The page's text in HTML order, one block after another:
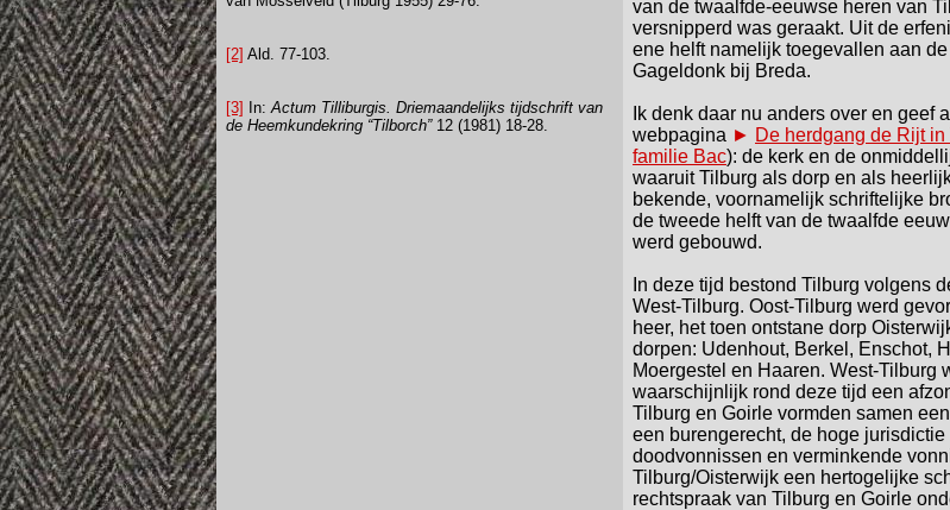
[2] Ald. 77-103.
[3] In:Actum Tilliburgis. Driemaandelijks tijdschrift van
de Heemkundekring “Tilborch”12 (1981) 18-28.
van de twaalfde-eeuwse heren van
versnipperd was geraakt. Uit de
ene helft namelijk toegevallen aan
Gageldonk bij Breda.
Ik denk daar nu anders over en
webpagina ► De herdgang de Rijt
familie Bac): de kerk en de
waaruit Tilburg als dorp en als
bekende, voornamelijk schriftelijke
de tweede helft van de twaalfde
werd gebouwd.
In deze tijd bestond Tilburg volgens
West-Tilburg. Oost-Tilburg werd
heer, het toen ontstane dorp
dorpen: Udenhout, Berkel, Enschot,
Moergestel en Haaren. West-Tilburg
waarschijnlijk rond deze tijd een
Tilburg en Goirle vormden samen
een burengerecht, de hoge
doodvonnissen en verminkende
Tilburg/Oisterwijk een hertogelijke
rechtspraak van Tilburg en Goirle